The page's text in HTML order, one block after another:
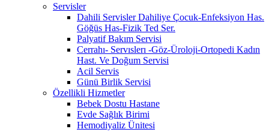
Servisler
Dahili Servisler Dahiliye Çocuk-Enfeksiyon Has.
Göğüs Has-Fizik Ted Ser.
Palyatif Bakım Servisi
Cerrahı- Servıslerı -Göz-Üroloji-Ortopedi Kadın
Hast. Ve Doğum Servisi
Acil Servis
Günü Birlik Servisi
Özellikli Hizmetler
Bebek Dostu Hastane
Evde Sağlık Birimi
Hemodiyaliz Ünitesi